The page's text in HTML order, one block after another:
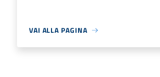
VAI ALLA PAGINA